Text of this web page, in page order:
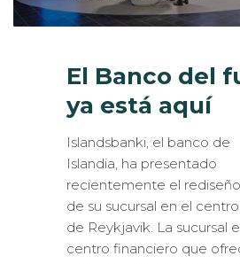
El Banco del
ya está aquí
Islandsbanki, el banco de
Islandia, ha presentado
recientemente el rediseño
de su sucursal en el centro
de Reykjavik. La sucursal
centro financiero que